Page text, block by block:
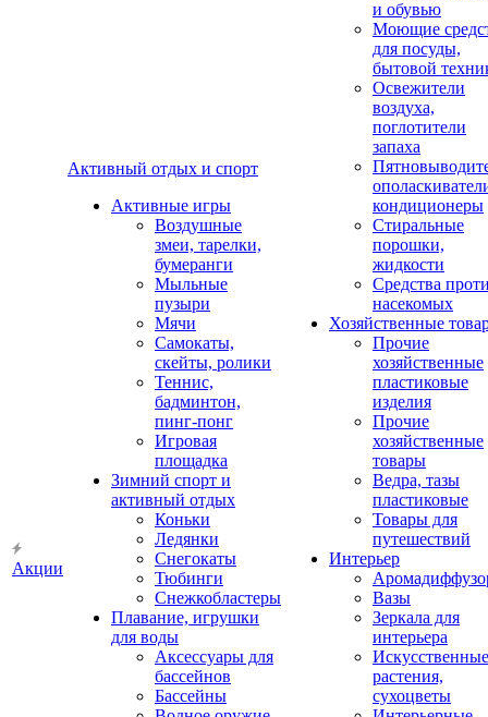
Акции
Активный отдых и спорт
Активные игры
Воздушные
змеи, тарелки,
бумеранги
Мыльные
пузыри
Мячи
Самокаты,
скейты, ролики
Теннис,
бадминтон,
пинг-понг
Игровая
площадка
Зимний спорт и
активный отдых
Коньки
Ледянки
Снегокаты
Тюбинги
Снежкобластеры
Плавание, игрушки
для воды
Аксессуары для
бассейнов
Бассейны
и обувью
Моющие
для посуды,
бытовой
Освежители
воздуха,
поглотители
запаха
кондиционеры
Стиральные
порошки,
жидкости
Средства
насекомых
Хозяйственные
Прочие
хозяйственные
пластиковые
изделия
Прочие
хозяйственные
товары
Ведра, тазы
пластиковые
Товары для
путешествий
Интерьер
Вазы
Зеркала для
интерьера
Искусственные
растения,
сухоцветы